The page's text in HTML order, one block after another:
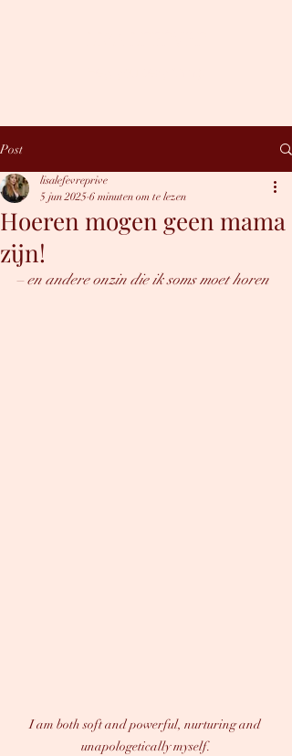
Post
Hoeren mogen geen mama
zijn!
lisalefevreprive
5 jun 2025 6 minuten om te lezen
– en andere onzin die ik soms moet horen
I am both soft and powerful, nurturing and
unapologetically myself.